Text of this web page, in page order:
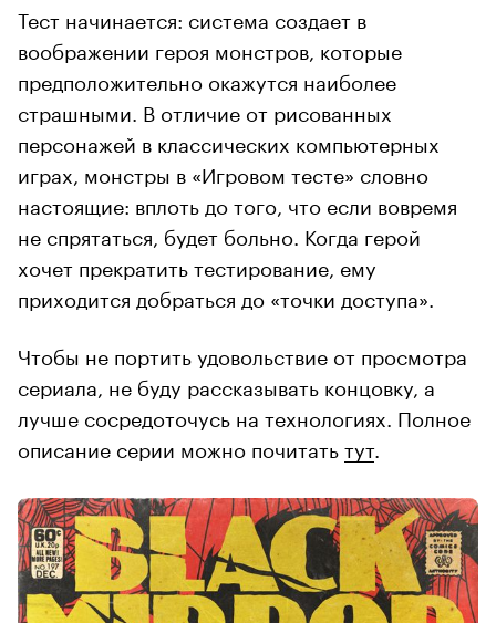
Тест начинается: система создает в
воображении героя монстров, которые
предположительно окажутся наиболее
страшными. В отличие от рисованных
персонажей в классических компьютерных
играх, монстры в «Игровом тесте» словно
настоящие: вплоть до того, что если вовремя
не спрятаться, будет больно. Когда герой
хочет прекратить тестирование, ему
приходится добраться до «точки доступа».
Чтобы не портить удовольствие от просмотра
сериала, не буду рассказывать концовку, а
лучше сосредоточусь на технологиях. Полное
описание серии можно почитатьтут.